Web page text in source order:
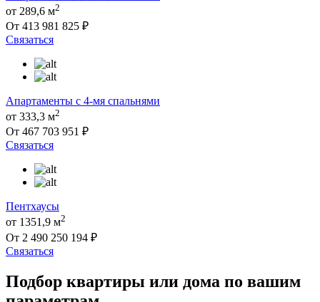
от 289,6 м2
От 413 981 825 ₽
Связаться
Апартаменты с 4-мя спальнями
от 333,3 м2
От 467 703 951 ₽
Связаться
Пентхаусы
от 1351,9 м2
От 2 490 250 194 ₽
Связаться
Подбор квартиры или дома по вашим